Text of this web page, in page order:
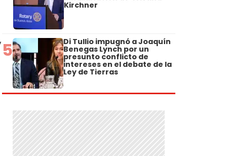
Kirchner
5 Di Tullio impugnó a Joaquín
Benegas Lynch por un
presunto conflicto de
intereses en el debate de la
Ley de Tierras